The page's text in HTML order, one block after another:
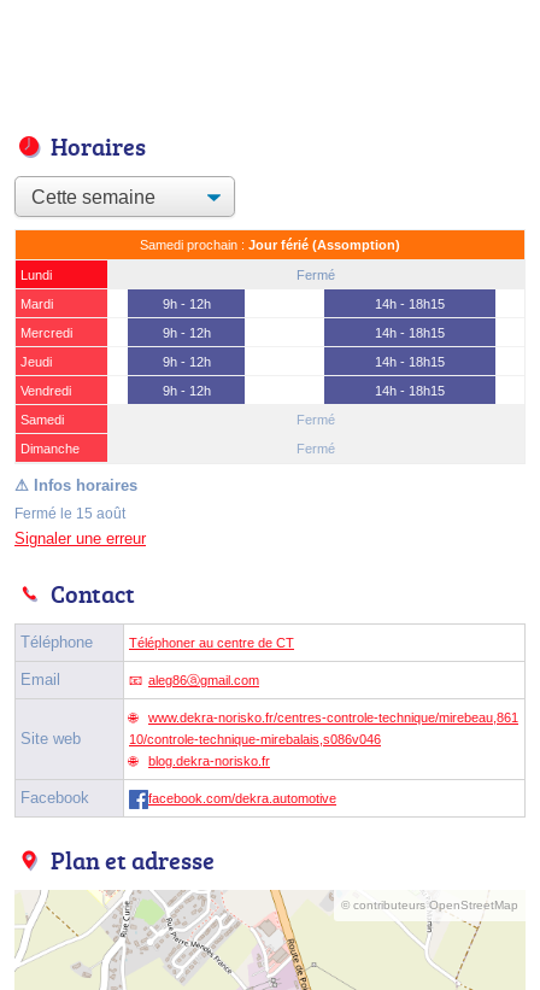
Horaires
Samedi prochain : Jour férié (Assomption)
Lundi
Fermé
Mardi
9h - 12h
14h - 18h15
Mercredi
9h - 12h
14h - 18h15
Jeudi
9h - 12h
14h - 18h15
Vendredi
9h - 12h
14h - 18h15
Samedi
(15 août)
Fermé
Dimanche
Fermé
Fermé le 15 août
Signaler une erreur
Contact
Téléphone Téléphoner au centre de CT
Email aleg86ⓐgmail.com
Site web
www.dekra-norisko.fr/centres-controle-technique/mirebeau,861
10/controle-technique-mirebalais,s086v046
blog.dekra-norisko.fr
Facebook facebook.com/dekra.automotive
Plan et adresse
© contributeurs OpenStreetMap